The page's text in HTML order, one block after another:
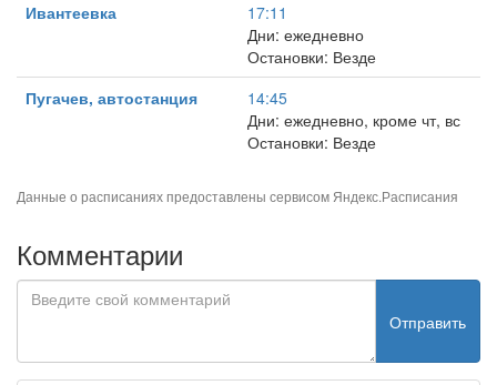
Ивантеевка
17:11
Дни: ежедневно
Остановки: Везде
Пугачев, автостанция
14:45
Дни: ежедневно, кроме чт, вс
Остановки: Везде
Данные о расписаниях предоставлены сервисом Яндекс.Расписания
Комментарии
Отправить